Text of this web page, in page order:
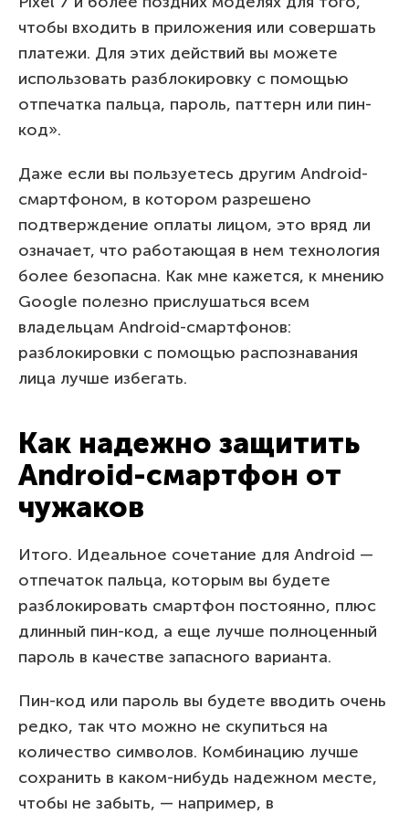
чтобы входить в приложения или совершать
платежи. Для этих действий вы можете
использовать разблокировку с помощью
отпечатка пальца, пароль, паттерн или пин-
код».
Даже если вы пользуетесь другим Android-
смартфоном, в котором разрешено
подтверждение оплаты лицом, это вряд ли
означает, что работающая в нем технология
более безопасна. Как мне кажется, к мнению
Google полезно прислушаться всем
владельцам Android-смартфонов:
разблокировки с помощью распознавания
лица лучше избегать.
Как надежно защитить
Android-смартфон от
чужаков
Итого. Идеальное сочетание для Android —
отпечаток пальца, которым вы будете
разблокировать смартфон постоянно, плюс
длинный пин-код, а еще лучше полноценный
пароль в качестве запасного варианта.
Пин-код или пароль вы будете вводить очень
редко, так что можно не скупиться на
количество символов. Комбинацию лучше
сохранить в каком-нибудь надежном месте,
чтобы не забыть, — например, в